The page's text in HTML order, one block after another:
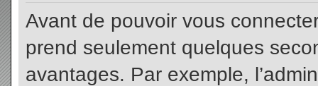
Avant de pouvoir vous
prend seulement quelques
avantages. Par exemple,